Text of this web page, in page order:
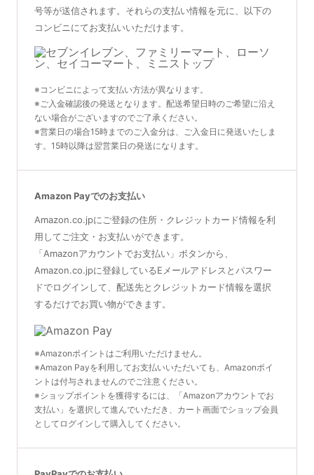
号等が送信されます。それらの支払い情報を元に、以下の
コンビニにてお支払いいただけます。
※コンビニによって支払い方法が異なります。
※ご入金確認後の発送となります。配送希望日時のご希望に沿え
ない場合がございますのでご了承ください。
※営業日の場合15時までのご入金分は、ご入金日に発送いたしま
す。15時以降は翌営業日の発送になります。
Amazon Payでのお支払い
Amazon.co.jpにご登録の住所・クレジットカード情報を利
用してご注文・お支払いができます。
「Amazonアカウントでお支払い」ボタンから、
Amazon.co.jpに登録しているEメールアドレスとパスワー
ドでログインして、配送先とクレジットカード情報を選択
するだけでお買い物ができます。
※Amazonポイントはご利用いただけません。
※Amazon Payを利用してお支払いいただいても、Amazonポイ
ントは付与されませんのでご注意ください。
※ショップポイントを獲得するには、「Amazonアカウントでお
支払い」を選択して進んでいただき、カート画面でショップ会員
としてログインして購入してください。